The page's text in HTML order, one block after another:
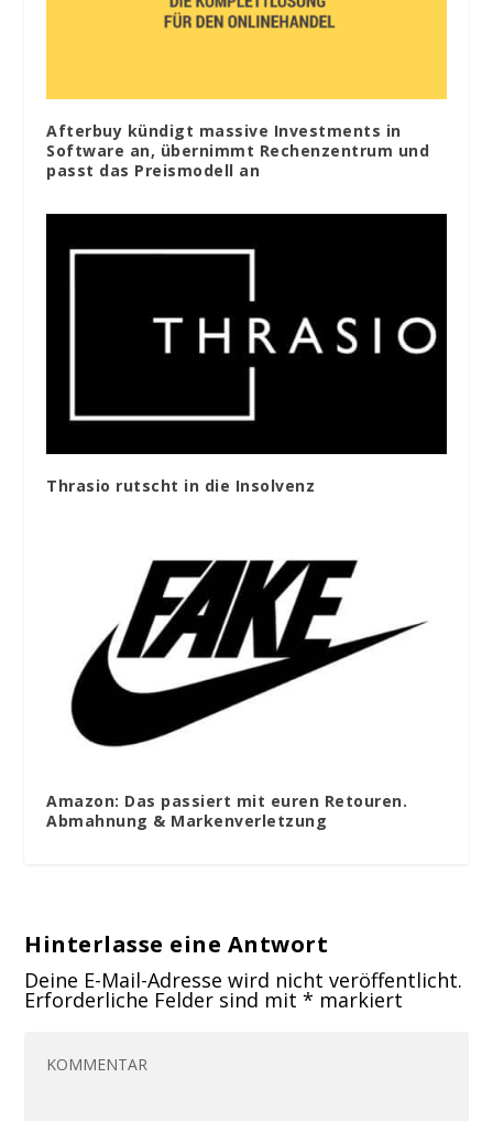
Afterbuy kündigt massive Investments in
Software an, übernimmt Rechenzentrum und
passt das Preismodell an
Thrasio rutscht in die Insolvenz
Amazon: Das passiert mit euren Retouren.
Abmahnung & Markenverletzung
Hinterlasse eine Antwort
Deine E-Mail-Adresse wird nicht veröffentlicht.
Erforderliche Felder sind mit* markiert